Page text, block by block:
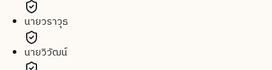
นายวราวุธ
นายวิวัฒน์